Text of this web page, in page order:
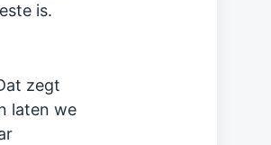
is.
zegt
laten we